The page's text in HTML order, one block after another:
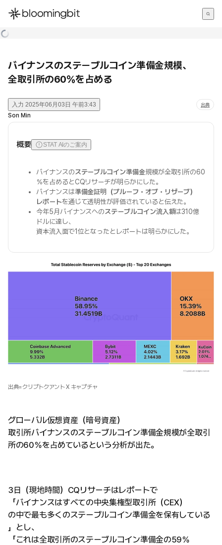
한국어
バイナンスのステーブルコイン準備金規模、
全取引所の60％を占める
入力 2025年06月03日 午前3:43 出典
Son Min
概要 STAT AIのご案内
バイナンスのステーブルコイン準備金規模が全取引所の60
％を占めるとCQリサーチが明らかにした。
バイナンスは準備金証明（プルーフ・オブ・リザーブ）
レポートを通じて透明性が評価されていると伝えた。
今年5月バイナンスへのステーブルコイン流入額は310億
ドルに達し、
資本流入面で1位となったとレポートは明らかにした。
出典=クリプトクアント X キャプチャ
グローバル仮想資産（暗号資産）
取引所バイナンスのステーブルコイン準備金規模が全取引
所の60％を占めているという分析が出た。
3日（現地時間）CQリサーチはレポートで
「バイナンスはすべての中央集権型取引所（CEX）
の中で最も多くのステーブルコイン準備金を保有している
」とし、
「これは全取引所のステーブルコイン準備金の59％